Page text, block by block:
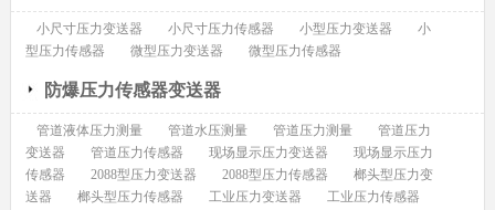
小尺寸压力变送器 小尺寸压力传感器 小型压力变送器
小
型压力传感器
微型压力变送器 微型压力传感器
防爆压力传感器变送器
管道液体压力测量 管道水压测量 管道压力测量
管道压力
变送器
管道压力传感器 现场显示压力变送器
现场显示压力
传感器
2088型压力变送器 2088型压力传感器
榔头型压力变
送器
榔头型压力传感器 工业压力变送器
工业压力传感器